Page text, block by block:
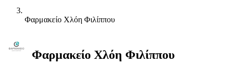
Φαρμακείο Χλόη Φιλίππου
Φαρμακείο Χλόη Φιλίππου